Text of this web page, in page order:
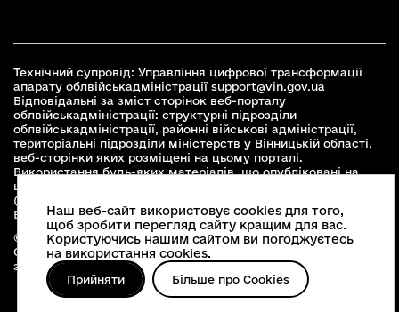
Технічний супровід: Управління цифрової трансформації
апарату облвійськадміністрації support@vin.gov.ua
Відповідальні за зміст сторінок веб-порталу
облвійськадміністрації: структурні підрозділи
облвійськадміністрації, районні військові адміністрації,
територіальні підрозділи міністерств у Вінницькій області,
веб-сторінки яких розміщені на цьому порталі.
Використання будь-яких матеріалів, що опубліковані на
цьому сайті, дозволяється при умові зазначення посилання
(для інтернет-видань - гіперпосилання) на офіційний сайт
Вінницької облвійськадміністраціїwww.vin.gov.ua .
© 2026 Весь контент доступний за ліцензією Creative
Commons Attribution 4.0 International license, якщо не
зазначено інше
Наш веб-сайт використовує cookies для того,
щоб зробити перегляд сайту кращим для вас.
Користуючись нашим сайтом ви погоджуєтесь
на використання cookies.
Прийняти Більше про Cookies